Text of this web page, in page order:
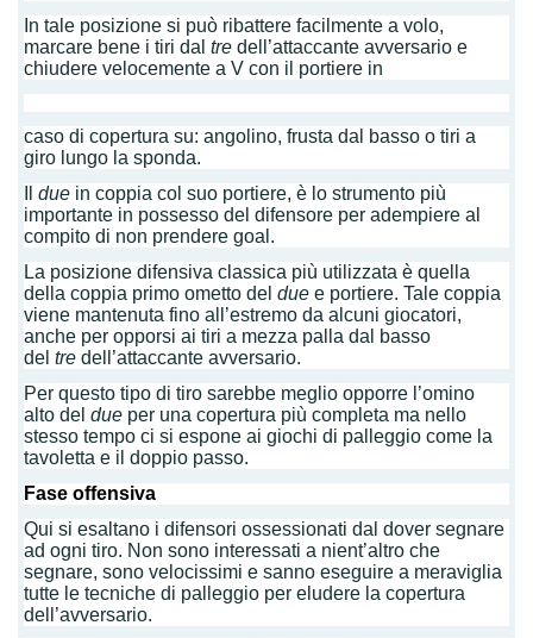
In tale posizione si può ribattere facilmente a volo,
marcare bene i tiri daltre dell’attaccante avversario e
chiudere velocemente a V con il portiere in
caso di copertura su: angolino, frusta dal basso o tiri a
giro lungo la sponda.
Ildue in coppia col suo portiere, è lo strumento più
importante in possesso del difensore per adempiere al
compito di non prendere goal.
La posizione difensiva classica più utilizzata è quella
della coppia primo ometto deldue e portiere. Tale coppia
viene mantenuta fino all’estremo da alcuni giocatori,
anche per opporsi ai tiri a mezza palla dal basso
deltre dell’attaccante avversario.
Per questo tipo di tiro sarebbe meglio opporre l’omino
alto deldue per una copertura più completa ma nello
stesso tempo ci si espone ai giochi di palleggio come la
tavoletta e il doppio passo.
Fase offensiva
Qui si esaltano i difensori ossessionati dal dover segnare
ad ogni tiro. Non sono interessati a nient’altro che
segnare, sono velocissimi e sanno eseguire a meraviglia
tutte le tecniche di palleggio per eludere la copertura
dell’avversario.